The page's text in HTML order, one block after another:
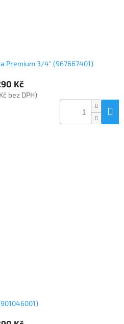
Premium 3/4" (967667401)
Kč
bez DPH)